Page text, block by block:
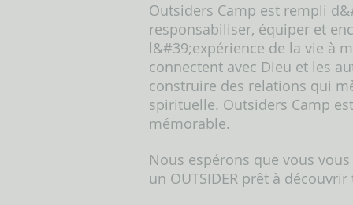
Outsiders Camp est rempli
responsabiliser, équiper et
l&#39;expérience de la vie à
connectent avec Dieu et les
construire des relations qui
spirituelle. Outsiders Camp
mémorable.
Nous espérons que vous
un OUTSIDER prêt à